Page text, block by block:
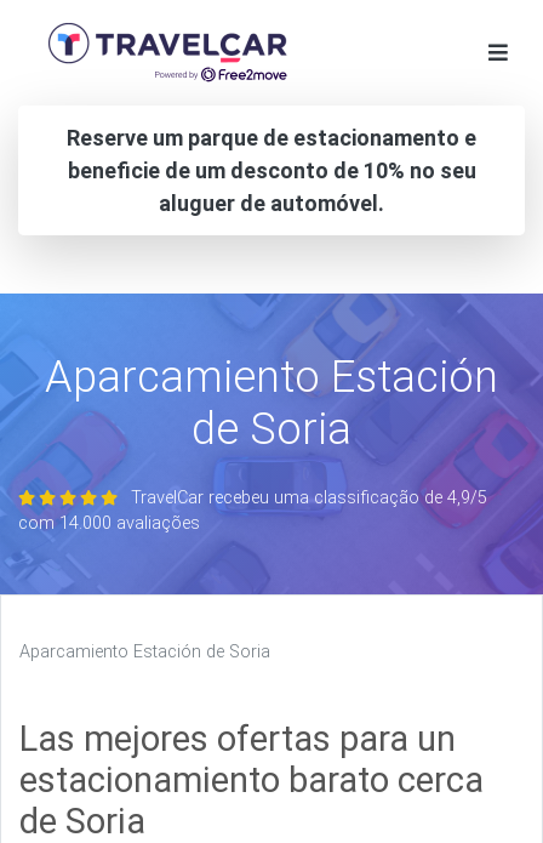
Reserve um parque de estacionamento e
beneficie de um desconto de 10% no seu
aluguer de automóvel.
Aparcamiento Estación
de Soria
TravelCar recebeu uma classificação de 4,9/5
com 14.000 avaliações
Aparcamiento Estación de Soria
Las mejores ofertas para un
estacionamiento barato cerca
de Soria